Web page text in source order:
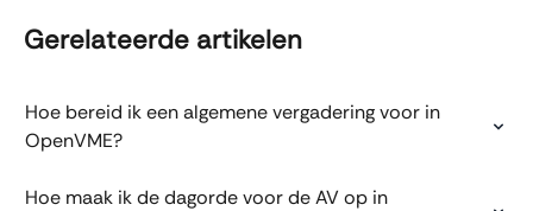
Gerelateerde artikelen
Hoe bereid ik een algemene vergadering voor in
OpenVME?
Hoe maak ik de dagorde voor de AV op in